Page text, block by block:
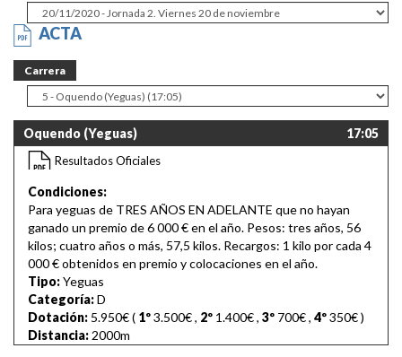
ACTA
Carrera
Oquendo (Yeguas) 17:05
Resultados Oficiales
Condiciones:
Para yeguas de TRES AÑOS EN ADELANTE que no hayan
ganado un premio de 6 000 € en el año. Pesos: tres años, 56
kilos; cuatro años o más, 57,5 kilos. Recargos: 1 kilo por cada 4
000 € obtenidos en premio y colocaciones en el año.
Tipo:Yeguas
Categoría:D
Dotación: 5.950€ ( 1º3.500€, 2º 1.400€, 3º 700€, 4º350€)
Distancia: 2000m